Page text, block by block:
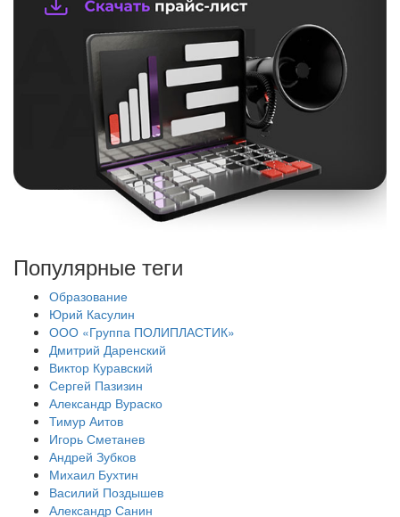
Популярные теги
Образование
Юрий Касулин
ООО «Группа ПОЛИПЛАСТИК»
Дмитрий Даренский
Виктор Куравский
Сергей Пазизин
Александр Вураско
Тимур Аитов
Игорь Сметанев
Андрей Зубков
Михаил Бухтин
Василий Поздышев
Александр Санин